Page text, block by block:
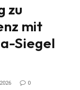
zu
mit
Siegel
0